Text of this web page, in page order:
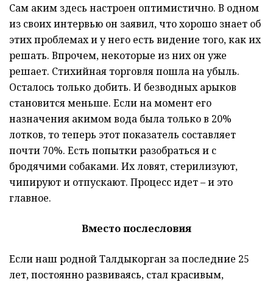
Сам аким здесь настроен оптимистично. В одном
из своих интервью он заявил, что хорошо знает об
этих проблемах и у него есть видение того, как их
решать. Впрочем, некоторые из них он уже
решает. Стихийная торговля пошла на убыль.
Осталось только добить. И безводных арыков
становится меньше. Если на момент его
назначения акимом вода была только в 20%
лотков, то теперь этот показатель составляет
почти 70%. Есть попытки разобраться и с
бродячими собаками. Их ловят, стерилизуют,
чипируют и отпускают. Процесс идет – и это
главное.
Вместо послесловия
Если наш родной Талдыкорган за последние 25
лет, постоянно развиваясь, стал красивым,